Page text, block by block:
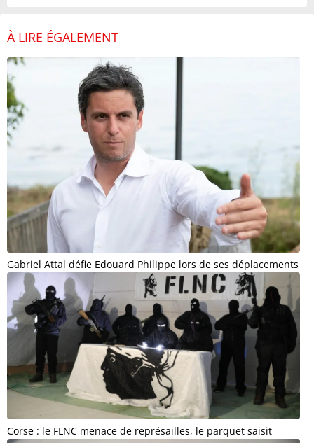
À LIRE ÉGALEMENT
Gabriel Attal défie Edouard Philippe lors de ses déplacements
Corse : le FLNC menace de représailles, le parquet saisit